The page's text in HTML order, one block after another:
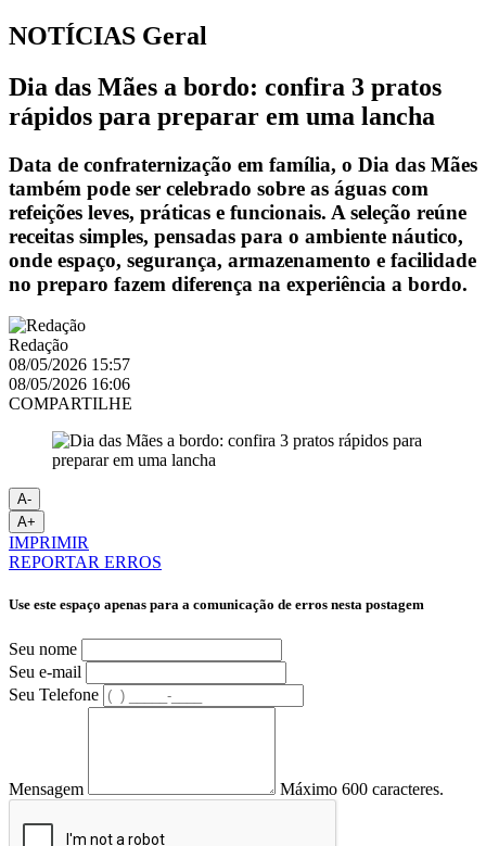
NOTÍCIAS Geral
Dia das Mães a bordo: confira 3 pratos
rápidos para preparar em uma lancha
Data de confraternização em família, o Dia das Mães
também pode ser celebrado sobre as águas com
refeições leves, práticas e funcionais. A seleção reúne
receitas simples, pensadas para o ambiente náutico,
onde espaço, segurança, armazenamento e facilidade
no preparo fazem diferença na experiência a bordo.
Redação
08/05/2026 15:57
08/05/2026 16:06
COMPARTILHE
A-
A+
IMPRIMIR
REPORTAR ERROS
Use este espaço apenas para a comunicação de erros nesta postagem
Seu nome
Seu e-mail
Seu Telefone
Mensagem Máximo 600 caracteres.